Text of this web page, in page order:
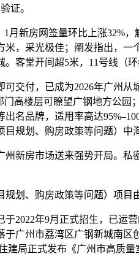
证。
新房网签量环比上涨32%，
米，采光极佳；阐发指出，
客堂开间超5米，11号线（环
付，已成为2026年广州从
门高楼层可瞭望广钢地方公
名品牌，适用率高达
规划、购房政策等问题）中
房市场送来强势开局。私
、购房政策等问题）项目
年9月正式招生，已运营
于广州市荔湾区广钢新城南
建局正式发布《广州市高质